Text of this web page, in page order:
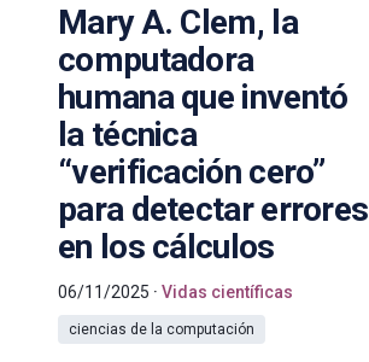
Mary A. Clem, la
computadora
humana que inventó
la técnica
“verificación cero”
para detectar errores
en los cálculos
06/11/2025 Vidas científicas
ciencias de la computación